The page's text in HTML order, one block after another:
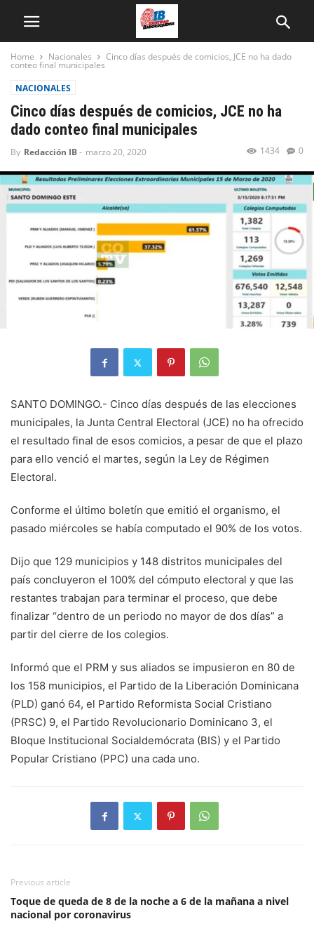
Home Nacionales Cinco días después de comicios, JCE no ha dado
conteo final municipales
NACIONALES
Cinco días después de comicios, JCE no ha
dado conteo final municipales
By Redacción IB- marzo 20, 2020 0
1434
SANTO DOMINGO.- Cinco días después de las elecciones
municipales, la Junta Central Electoral (JCE) no ha ofrecido
el resultado final de esos comicios, a pesar de que el plazo
para ello venció el martes, según la Ley de Régimen
Electoral.
Conforme el último boletín que emitió el organismo, el
pasado miércoles se había computado el 90% de los votos.
Dijo que 129 municipios y 148 distritos municipales del
país concluyeron el 100% del cómputo electoral y que las
restantes trabajan para terminar el proceso, que debe
finalizar “dentro de un periodo no mayor de dos días” a
partir del cierre de los colegios.
Informó que el PRM y sus aliados se impusieron en 80 de
los 158 municipios, el Partido de la Liberación Dominicana
(PLD) ganó 64, el Partido Reformista Social Cristiano
(PRSC) 9, el Partido Revolucionario Dominicano 3, el
Bloque Institucional Socialdemócrata (BIS) y el Partido
Popular Cristiano (PPC) una cada uno.
Previous article
Toque de queda de 8 de la noche a 6 de la mañana a nivel
nacional por coronavirus